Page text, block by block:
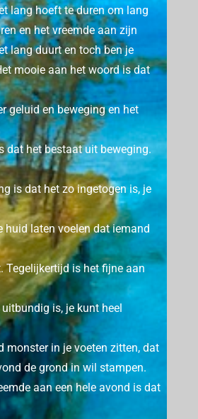
lang hoeft te duren om lang
en het vreemde aan zijn
lang duurt en toch ben je
mooie aan het woord is dat
geluid en beweging en het
dat het bestaat uit beweging.
is dat het zo ingetogen is, je
huid laten voelen dat iemand
Tegelijkertijd is het fijne aan
is, je kunt heel
monster in je voeten zitten, dat
de grond in wil stampen.
aan een hele avond is dat